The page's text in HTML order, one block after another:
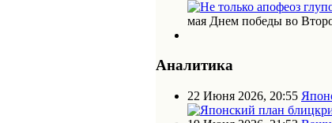
мая Днем победы во
Аналитика
22 Июня 2026, 20:55